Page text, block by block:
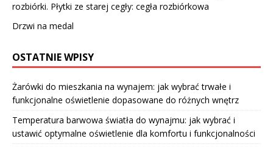
rozbiórki. Płytki ze starej cegły: cegła rozbiórkowa
Drzwi na medal
OSTATNIE WPISY
Żarówki do mieszkania na wynajem: jak wybrać trwałe i
funkcjonalne oświetlenie dopasowane do różnych wnętrz
Temperatura barwowa światła do wynajmu: jak wybrać i
ustawić optymalne oświetlenie dla komfortu i funkcjonalności